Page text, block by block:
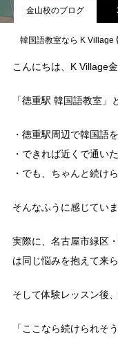
金山校のブログ
韓国語教室なら K Village
こんにちは、K Village
「徳重駅 韓国語教室」
・徳重駅周辺で韓国語
・できれば近くで通い
・でも、ちゃんと続け
そんなふうに感じてい
実際に、名古屋市緑区
は同じ悩みを抱えて来ら
そして体験レッスン後
「ここなら続けられそう